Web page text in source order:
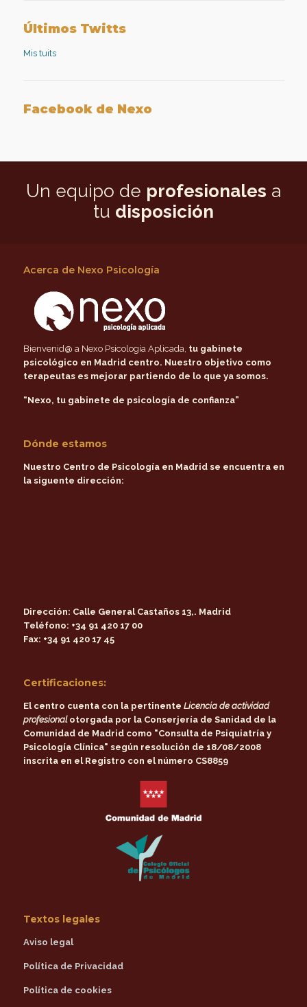
Facebook
TwitteraplicadaGoogle+
Últimos Twitts
Mis tuits
Facebook de Nexo
Un equipo de profesionales a
tu disposición
Acerca de Nexo Psicología
Bienvenid@ a Nexo Psicología Aplicada, tu gabinete
psicológico en Madrid centro. Nuestro objetivo como
terapeutas es mejorar partiendo de lo que ya somos.
“Nexo, tu gabinete de psicología de confianza”
Dónde estamos
Nuestro Centro de Psicología en Madrid se encuentra en
la siguente dirección:
Dirección: Calle General Castaños 13,. Madrid
Teléfono: +34 91 420 17 00
Fax: +34 91 420 17 45
Certificaciones:
El centro cuenta con la pertinente Licencia de actividad
profesionalotorgada por la Conserjería de Sanidad de la
Comunidad de Madridcomo "Consulta de Psiquiatría y
Psicología Clínica" según resolución de 18/08/2008
inscrita en el Registro con el número CS8859
Textos legales
Aviso legal
Política de Privacidad
Política de cookies